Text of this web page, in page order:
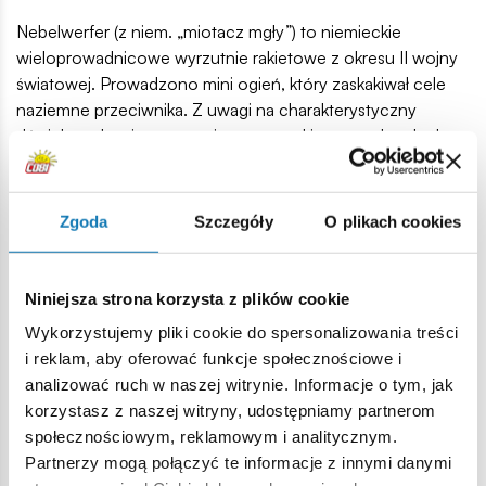
Zgoda Szczegóły O plikach cookies
Niniejsza strona korzysta z plików cookie
Wykorzystujemy pliki cookie do spersonalizowania treści
i reklam, aby oferować funkcje społecznościowe i
analizować ruch w naszej witrynie. Informacje o tym, jak
korzystasz z naszej witryny, udostępniamy partnerom
społecznościowym, reklamowym i analitycznym.
Partnerzy mogą połączyć te informacje z innymi danymi
Nebelwerfer (z niem. „miotacz mgły”) to niemieckie
wieloprowadnicowe wyrzutnie rakietowe z okresu II wojny
światowej. Prowadzono mini ogień, który zaskakiwał cele
naziemne przeciwnika. Z uwagi na charakterystyczny
dźwięk w okresie powstania warszawskiego przylgnęła do
nich polska nazwa "Szafa" lub "Krowa". Żołnierze
amerykańscy nazywali je "Screaming Mimi".
130 wysokiej jakości elementów
wyprodukowane w UE przez firmę z ponad 20-letnią
spełniają normy bezpieczeństwa dotyczące produktów
dla dzieci,
w pełni kompatybilne z innymi markami klocków
konstrukcyjnych,
klocki z nadrukami nie odkształcają się i nie bledną w
czasie zabawy czy pod wpływem temperatury,
model wyrzutni w skali 1:35,